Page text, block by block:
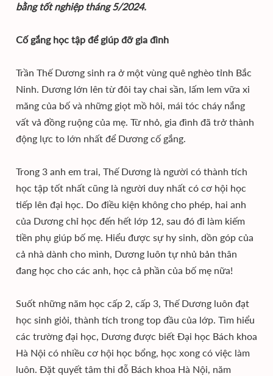
bằng tốt nghiệp tháng 5/2024.
Cố gắng học tập để giúp đỡ gia đình
Trần Thế Dương sinh ra ở một vùng quê nghèo tỉnh Bắc
Ninh. Dương lớn lên từ đôi tay chai sần, lấm lem vữa xi
măng của bố và những giọt mồ hôi, mái tóc cháy nắng
vất vả đồng ruộng của mẹ. Từ nhỏ, gia đình đã trở thành
động lực to lớn nhất để Dương cố gắng.
Trong 3 anh em trai, Thế Dương là người có thành tích
học tập tốt nhất cũng là người duy nhất có cơ hội học
tiếp lên đại học. Do điều kiện không cho phép, hai anh
của Dương chỉ học đến hết lớp 12, sau đó đi làm kiếm
tiền phụ giúp bố mẹ. Hiểu được sự hy sinh, dồn góp của
cả nhà dành cho mình, Dương luôn tự nhủ bản thân
đang học cho các anh, học cả phần của bố mẹ nữa!
Suốt những năm học cấp 2, cấp 3, Thế Dương luôn đạt
học sinh giỏi, thành tích trong top đầu của lớp. Tìm hiểu
các trường đại học, Dương được biết Đại học Bách khoa
Hà Nội có nhiều cơ hội học bổng, học xong có việc làm
luôn. Đặt quyết tâm thi đỗ Bách khoa Hà Nội, năm